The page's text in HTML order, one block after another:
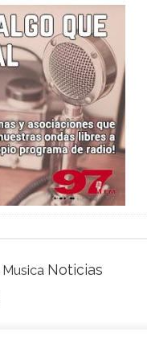
e
d
Musica Noticias